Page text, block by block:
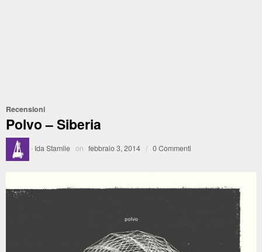
Recensioni
Polvo – Siberia
· Ida Stamile on febbraio 3, 2014 / 0 Commenti